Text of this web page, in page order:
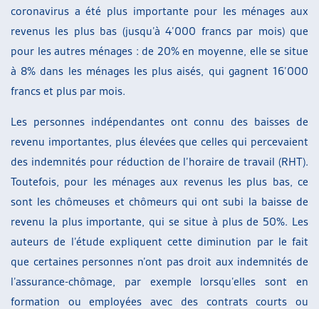
coronavirus a été plus importante pour les ménages aux
revenus les plus bas (jusqu’à 4’000 francs par mois) que
pour les autres ménages : de 20% en moyenne, elle se situe
à 8% dans les ménages les plus aisés, qui gagnent 16’000
francs et plus par mois.
Les personnes indépendantes ont connu des baisses de
revenu importantes, plus élevées que celles qui percevaient
des indemnités pour réduction de l’horaire de travail (RHT).
Toutefois, pour les ménages aux revenus les plus bas, ce
sont les chômeuses et chômeurs qui ont subi la baisse de
revenu la plus importante, qui se situe à plus de 50%. Les
auteurs de l’étude expliquent cette diminution par le fait
que certaines personnes n’ont pas droit aux indemnités de
l’assurance-chômage, par exemple lorsqu’elles sont en
formation ou employées avec des contrats courts ou